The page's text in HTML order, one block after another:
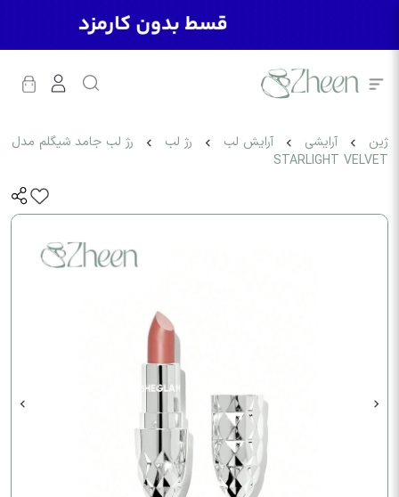
ژین آرایشی آرایش لب رژ لب
رژ لب جامد شیگلم مدل
STARLIGHT VELVET